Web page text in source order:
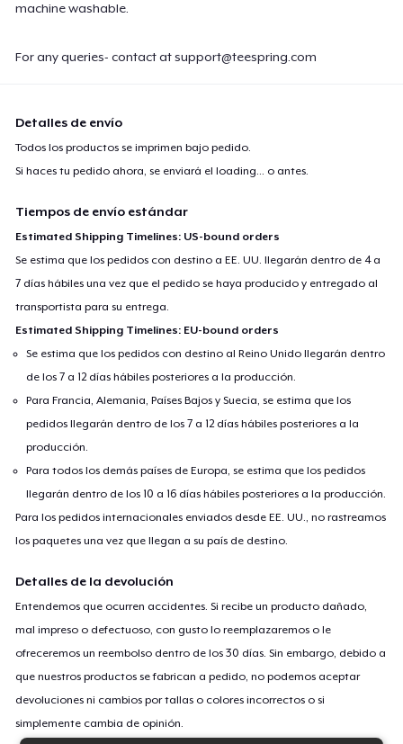
machine washable.
For any queries- contact atsupport@teespring.com
Detalles de envío
Todos los productos se imprimen bajo pedido.
Si haces tu pedido ahora, se enviará elloading... o antes.
Tiempos de envío estándar
Estimated Shipping Timelines: US-bound orders
Se estima que los pedidos con destino a EE. UU. llegarán dentro de 4 a
7 días hábiles una vez que el pedido se haya producido y entregado al
transportista para su entrega.
Estimated Shipping Timelines: EU-bound orders
Se estima que los pedidos con destino al Reino Unido llegarán dentro
de los 7 a 12 días hábiles posteriores a la producción.
Para Francia, Alemania, Países Bajos y Suecia, se estima que los
pedidos llegarán dentro de los 7 a 12 días hábiles posteriores a la
producción.
Para todos los demás países de Europa, se estima que los pedidos
llegarán dentro de los 10 a 16 días hábiles posteriores a la producción.
Para los pedidos internacionales enviados desde EE. UU., no rastreamos
los paquetes una vez que llegan a su país de destino.
Detalles de la devolución
Entendemos que ocurren accidentes. Si recibe un producto dañado,
mal impreso o defectuoso, con gusto lo reemplazaremos o le
ofreceremos un reembolso dentro de los 30 días. Sin embargo, debido a
que nuestros productos se fabrican a pedido, no podemos aceptar
devoluciones ni cambios por tallas o colores incorrectos o si
simplemente cambia de opinión.